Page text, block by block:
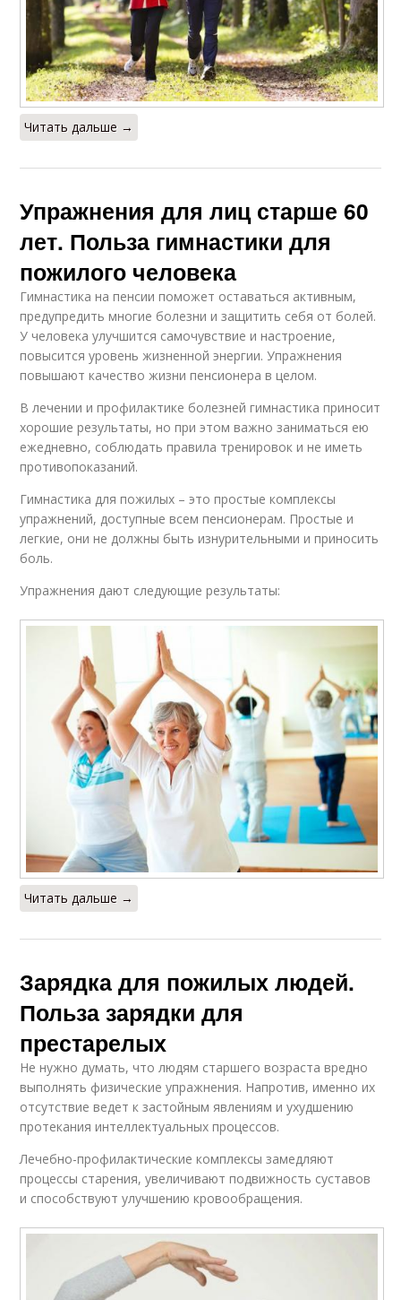
Читать дальше →
Упражнения для лиц старше 60
лет. Польза гимнастики для
пожилого человека
Гимнастика на пенсии поможет оставаться активным,
предупредить многие болезни и защитить себя от болей.
У человека улучшится самочувствие и настроение,
повысится уровень жизненной энергии. Упражнения
повышают качество жизни пенсионера в целом.
В лечении и профилактике болезней гимнастика приносит
хорошие результаты, но при этом важно заниматься ею
ежедневно, соблюдать правила тренировок и не иметь
противопоказаний.
Гимнастика для пожилых – это простые комплексы
упражнений, доступные всем пенсионерам. Простые и
легкие, они не должны быть изнурительными и приносить
боль.
Упражнения дают следующие результаты:
Читать дальше →
Зарядка для пожилых людей.
Польза зарядки для
престарелых
Не нужно думать, что людям старшего возраста вредно
выполнять физические упражнения. Напротив, именно их
отсутствие ведет к застойным явлениям и ухудшению
протекания интеллектуальных процессов.
Лечебно-профилактические комплексы замедляют
процессы старения, увеличивают подвижность суставов
и способствуют улучшению кровообращения.